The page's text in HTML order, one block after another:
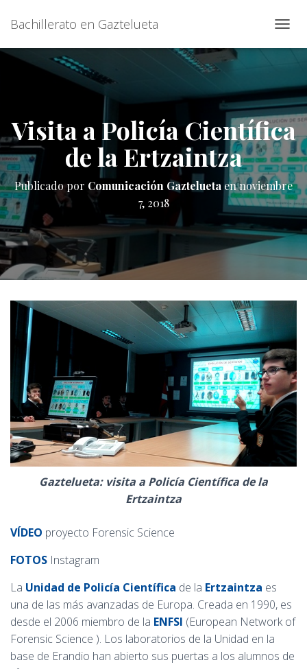
Bachillerato en Gaztelueta
A
I
A
R
M
O
O
E
N
A
V
E
G
C
Visita a Policía Científica
de la Ertzaintza
Publicado por Comunicación Gaztelueta ennoviembre
7, 2018
Gaztelueta: visita a Policía Científica de la
Ertzaintza
VÍDEO proyecto Forensic Science
FOTOS Instagram
La Unidad de Policía Científica de la Ertzaintza es
una de las más avanzadas de Europa. Creada en 1990, es
desde el 2006 miembro de la ENFSI (European Network of
Forensic Science ). Los laboratorios de la Unidad en la
base de Erandio han abierto sus puertas a los alumnos de